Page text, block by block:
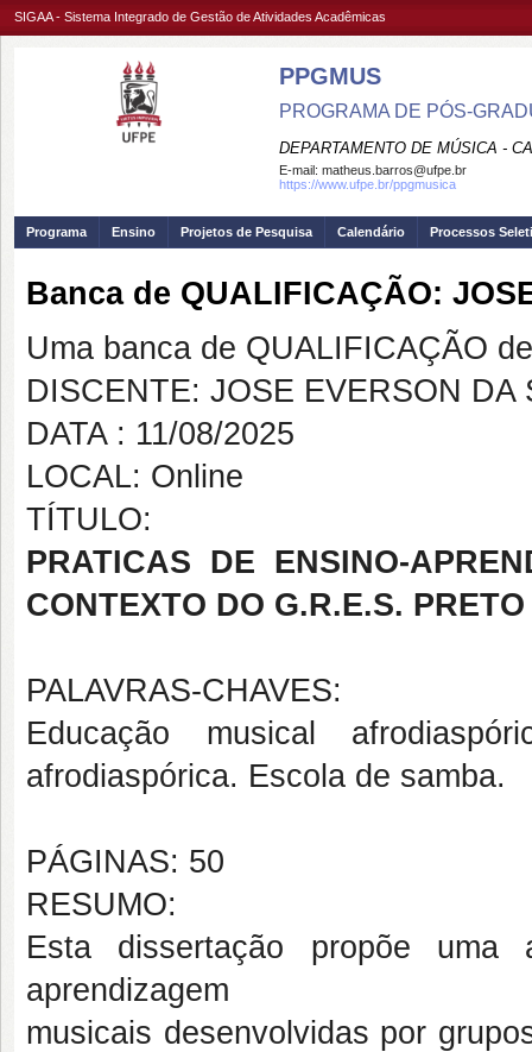
SIGAA - Sistema Integrado de Gestão de Atividades Acadêmicas
PPGMUS
PROGRAMA DE PÓS-
DEPARTAMENTO DE MÚSICA -
E-mail: matheus.barros@ufpe.br
https://www.ufpe.br/ppgmusica
Programa Ensino Projetos de Pesquisa Calendário Processos
Banca de QUALIFICAÇÃO:
Uma banca de QUALIFICAÇÃO
DISCENTE: JOSE EVERSON DA
DATA : 11/08/2025
LOCAL: Online
TÍTULO:
PRATICAS DE ENSINO-
CONTEXTO DO G.R.E.S.
PALAVRAS-CHAVES:
Educação musical
afrodiaspórica. Escola de samba.
PÁGINAS: 50
RESUMO:
Esta dissertação propõe
aprendizagem
musicais desenvolvidas por